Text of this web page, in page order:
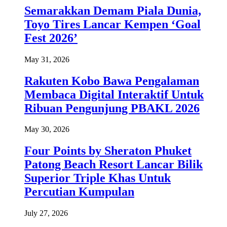
Semarakkan Demam Piala Dunia,
Toyo Tires Lancar Kempen ‘Goal
Fest 2026’
May 31, 2026
Rakuten Kobo Bawa Pengalaman
Membaca Digital Interaktif Untuk
Ribuan Pengunjung PBAKL 2026
May 30, 2026
Four Points by Sheraton Phuket
Patong Beach Resort Lancar Bilik
Superior Triple Khas Untuk
Percutian Kumpulan
July 27, 2026